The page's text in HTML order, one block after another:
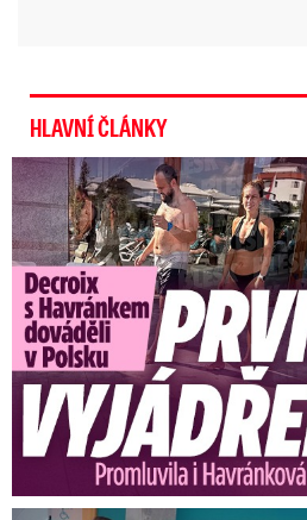
HLAVNÍ ČLÁNKY
Exministryně s Havránkem dováděli